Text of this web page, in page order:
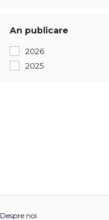
An publicare
2026
2025
Despre noi